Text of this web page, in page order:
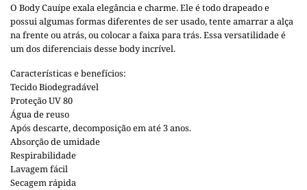
O Body Cauípe exala elegância e charme. Ele é todo drapeado e
possui algumas formas diferentes de ser usado, tente amarrar a alça
na frente ou atrás, ou colocar a faixa para trás. Essa versatilidade é
um dos diferenciais desse body incrível.
Características e benefícios:
Tecido Biodegradável
Proteção UV 80
Água de reuso
Após descarte, decomposição em até 3 anos.
Absorção de umidade
Respirabilidade
Lavagem fácil
Secagem rápida